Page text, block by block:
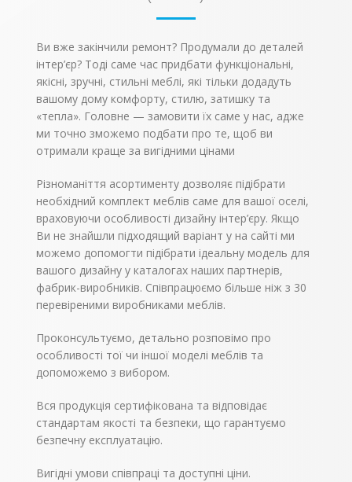
Ви вже закінчили ремонт? Продумали до деталей
інтер’єр? Тоді саме час придбати функціональні,
якісні, зручні, стильні меблі, які тільки додадуть
вашому дому комфорту, стилю, затишку та
«тепла». Головне — замовити їх саме у нас, адже
ми точно зможемо подбати про те, щоб ви
отримали краще за вигідними цінами
Різноманіття асортименту дозволяє підібрати
необхідний комплект меблів саме для вашої оселі,
враховуючи особливості дизайну інтер’єру. Якщо
Ви не знайшли підходящий варіант у на сайті ми
можемо допомогти підібрати ідеальну модель для
вашого дизайну у каталогах наших партнерів,
фабрик-виробників. Співпрацюємо більше ніж з 30
перевіреними виробниками меблів.
Проконсультуємо, детально розповімо про
особливості тої чи іншої моделі меблів та
допоможемо з вибором.
Вся продукція сертифікована та відповідає
стандартам якості та безпеки, що гарантуємо
безпечну експлуатацію.
Вигідні умови співпраці та доступні ціни.